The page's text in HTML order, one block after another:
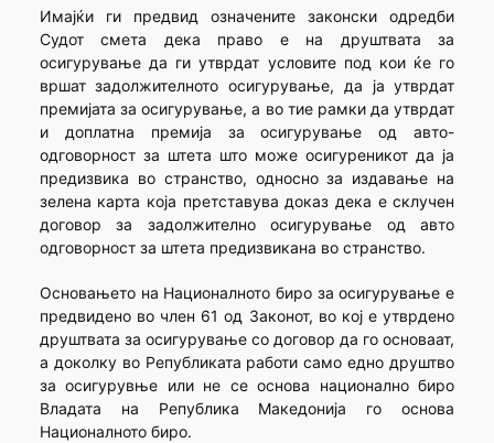
Имајќи ги предвид означените законски одредби
Судот смета дека право е на друштвата за
осигурување да ги утврдат условите под кои ќе го
вршат задолжителното осигурување, да ја утврдат
премијата за осигурување, а во тие рамки да утврдат
и доплатна премија за осигурување од авто-
одговорност за штета што може осигуреникот да ја
предизвика во странство, односно за издавање на
зелена карта која претставува доказ дека е склучен
договор за задолжително осигурување од авто
одговорност за штета предизвикана во странство.
Основањето на Националното биро за осигурување е
предвидено во член 61 од Законот, во кој е утврдено
друштвата за осигурување со договор да го основаат,
а доколку во Републиката работи само едно друштво
за осигурувње или не се основа национално биро
Владата на Република Македонија го основа
Националното биро.